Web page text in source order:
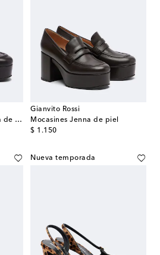
Mocasines con plataforma de piel
Gianvito Rossi
Mocasines Jenna de piel
$ 1.150
original price
Nueva temporada